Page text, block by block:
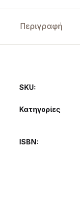
Περιγραφή
SKU:
Κατηγορίες
ISBN